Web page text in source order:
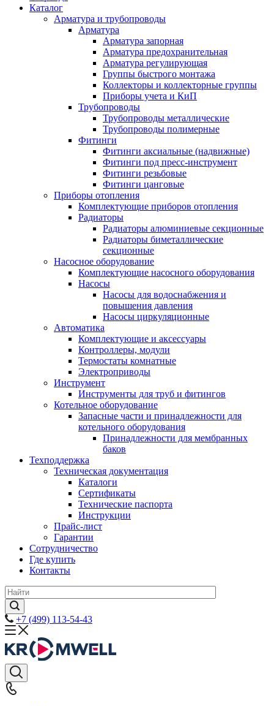
Каталог
Арматура и трубопроводы
Арматура
Арматура запорная
Арматура предохранительная
Арматура регулирующая
Группы быстрого монтажа
Коллекторы и коллекторные группы
Приборы учета и КиП
Трубопроводы
Трубопроводы металлические
Трубопроводы полимерные
Фитинги
Фитинги аксиальные (надвижные)
Фитинги под пресс-инструмент
Фитинги резьбовые
Фитинги цанговые
Приборы отопления
Комплектующие приборов отопления
Радиаторы
Радиаторы алюминиевые секционные
Радиаторы биметаллические
секционные
Насосное оборудование
Комплектующие насосного оборудования
Насосы
Насосы для водоснабжения и
повышения давления
Насосы циркуляционные
Автоматика
Комплектующие и аксессуары
Контроллеры, модули
Термостаты комнатные
Электроприводы
Инструмент
Инструменты для труб и фитингов
Котельное оборудование
Запасные части и принадлежности для
котельного оборудования
Принадлежности для мембранных
баков
Техподдержка
Техническая документация
Каталоги
Сертификаты
Технические паспорта
Инструкции
Прайс-лист
Гарантии
Сотрудничество
Где купить
Контакты
+7 (499) 113-54-43